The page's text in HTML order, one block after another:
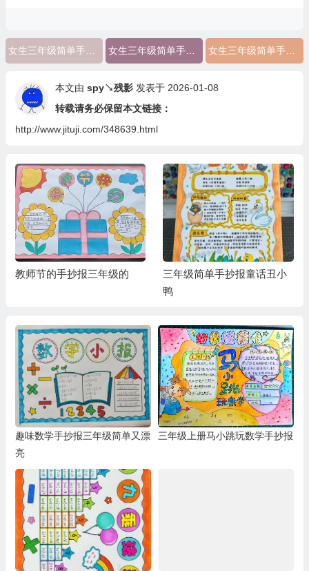
本文由 spy↘残影发表于 2026-01-08
转载请务必保留本文链接：
http://www.jituji.com/348639.html
教师节的手抄报三年级的
三年级简单手抄报童话丑小
鸭
趣味数学手抄报三年级简单又漂
亮
三年级上册马小跳玩数学手抄报